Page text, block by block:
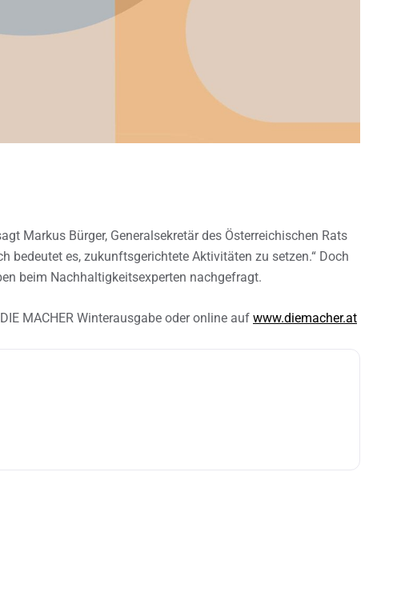
Markus Bürger, Generalsekretär des Österreichischen Rats
bedeutet es, zukunftsgerichtete Aktivitäten zu setzen.“ Doch
beim Nachhaltigkeitsexperten nachgefragt.
MACHER Winterausgabe oder online auf www.diemacher.at